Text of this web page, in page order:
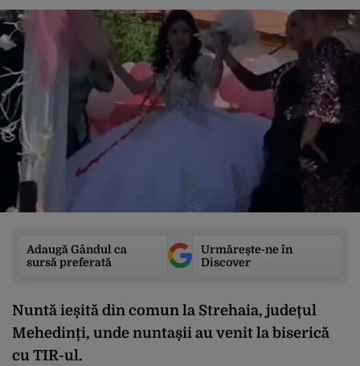
Adaugă Gândul ca
sursă preferată
Urmărește-ne în
Discover
Nuntă ieșită din comun la Strehaia, județul
Mehedinți, unde nuntașii au venit la biserică
cu TIR-ul.